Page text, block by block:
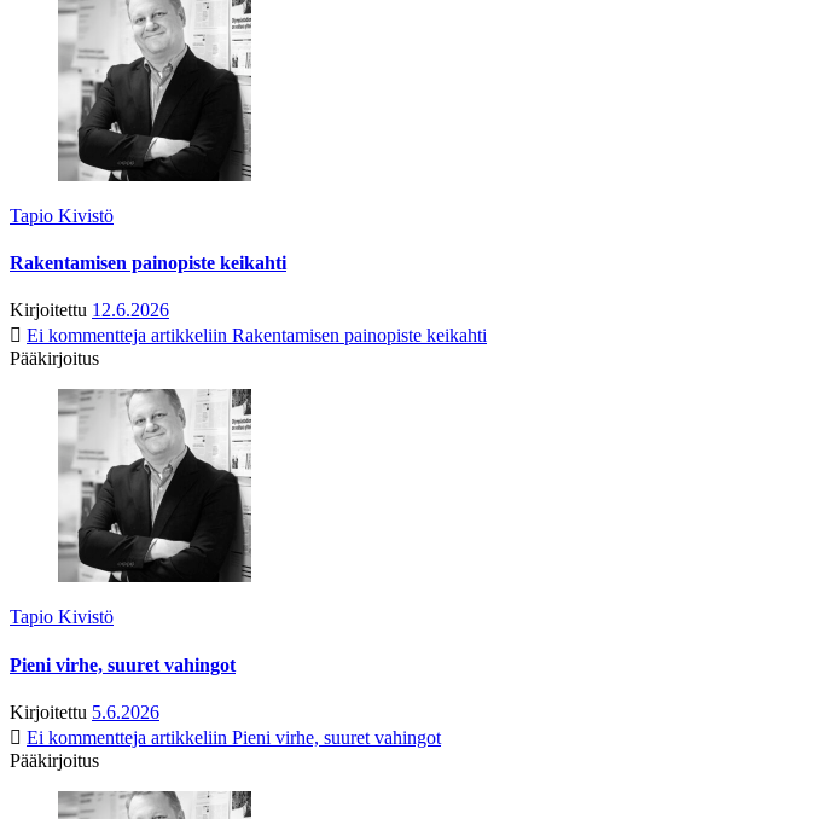
Tapio Kivistö
Rakentamisen painopiste keikahti
Kirjoitettu 12.6.2026
Ei kommentteja artikkeliin Rakentamisen painopiste keikahti
Pääkirjoitus
Tapio Kivistö
Pieni virhe, suuret vahingot
Kirjoitettu 5.6.2026
Ei kommentteja artikkeliin Pieni virhe, suuret vahingot
Pääkirjoitus